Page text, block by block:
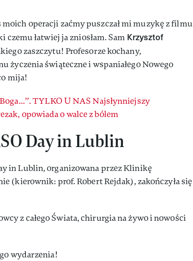
operacji zaćmy puszczał mi muzykę z filmu
czemu łatwiej ja zniosłam. Sam Krzysztof
zaszczytu! Profesorze kochany,
życzenia świąteczne i wspaniałego Nowego
mija!
TYLKO U NAS Najsłynniejszy
opowiada o walce z bólem
Day in Lublin
in Lublin, organizowana przez Klinikę
(kierownik: prof. Robert Rejdak), zakończyła się
z całego Świata, chirurgia na żywo i nowości
wydarzenia!